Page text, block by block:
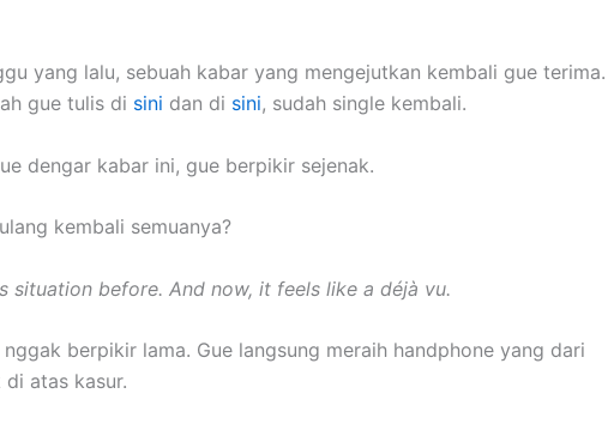
yang lalu, sebuah kabar yang mengejutkan kembali gue terima.
gue tulis di sini dan di sini, sudah single kembali.
dengar kabar ini, gue berpikir sejenak.
kembali semuanya?
situation before. And now, it feels like a déjà vu.
berpikir lama. Gue langsung meraih handphone yang dari
atas kasur.